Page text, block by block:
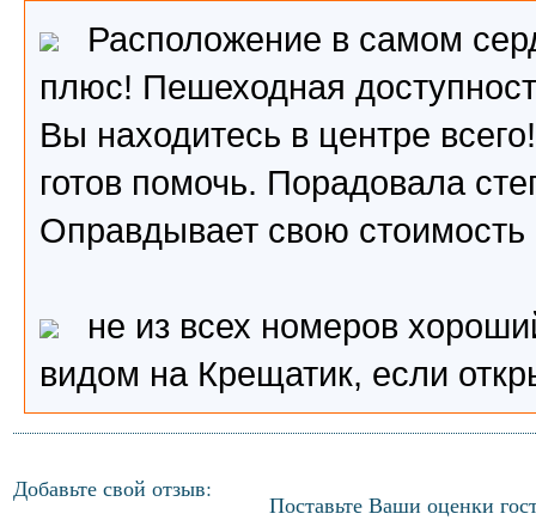
Расположение в самом
плюс! Пешеходная
Вы находитесь в центре
готов помочь. Порадовала
Оправдывает свою стоимость
не из всех номеров
видом на Крещатик, если
Добавьте свой отзыв:
Поставьте Ваши оценки